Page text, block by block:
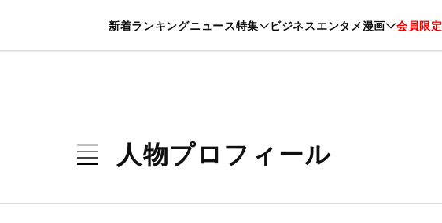
新着ランキングニュース特集 ビジネスエンタメ漫画 会員限定
暮らし スポーツ ヘルスケア 美容 グルメ ファッション
人物プロフィール